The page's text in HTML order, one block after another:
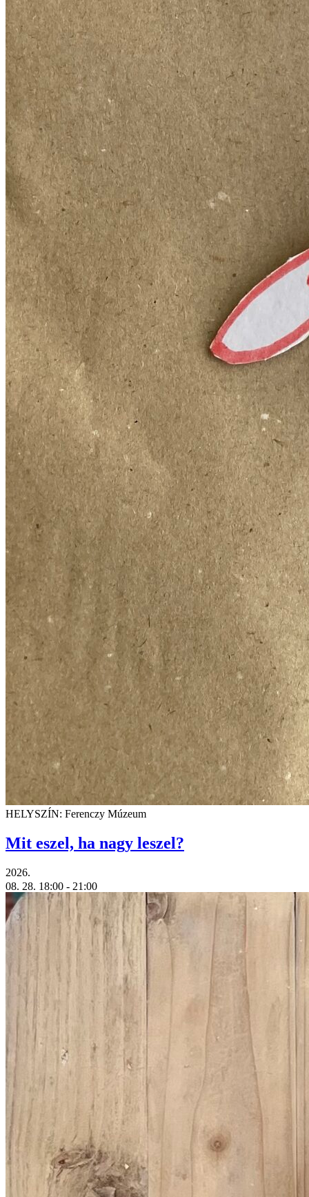
HELYSZÍN: Ferenczy Múzeum
Mit eszel, ha nagy leszel?
2026.
08. 28. 18:00 - 21:00